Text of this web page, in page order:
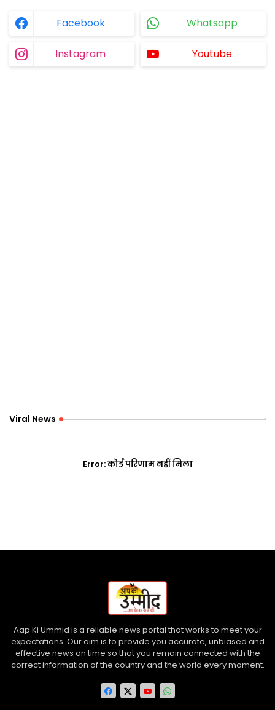
Facebook Whatsapp
Instagram Youtube
Viral News
Error:कोई परिणाम नहीं मिला
Aap Ki Ummid is a reliable news portal that works to meet your
expectations. Our aim is to provide you accurate, unbiased and
effective news on time so that you remain connected with the
correct information of the country and the world every moment.